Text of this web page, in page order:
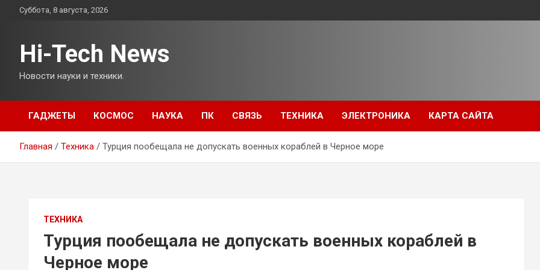
ПерейтиСуббота, 8 августа, 2026
Hi-Tech News
Новости науки и техники.
ГАДЖЕТЫ КОСМОС НАУКА ПК СВЯЗЬ ТЕХНИКА ЭЛЕКТРОНИКА КАРТА САЙТА
Главная Техника Турция пообещала не допускать военных кораблей в Черное море
ТЕХНИКА
Турция пообещала не допускать военных кораблей в
Черное море